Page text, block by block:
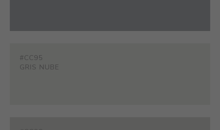
#CC95
GRIS NUBE